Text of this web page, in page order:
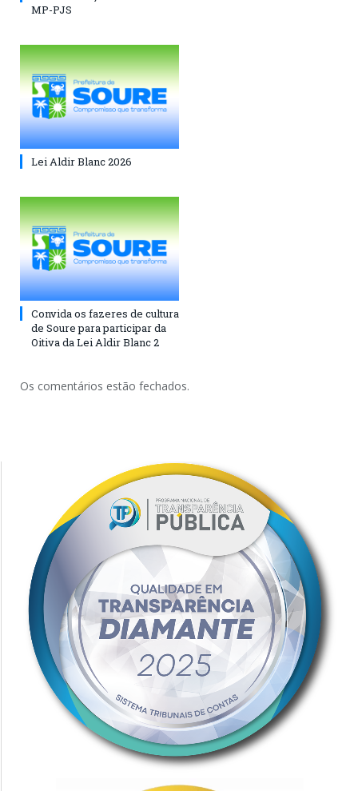
MP-PJS
Lei Aldir Blanc 2026
Convida os fazeres de cultura
de Soure para participar da
Oitiva da Lei Aldir Blanc 2
Os comentários estão fechados.